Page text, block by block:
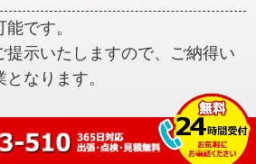
です。
提示いたしますので、ご納得い
なります。
巻市高木古戸エリ